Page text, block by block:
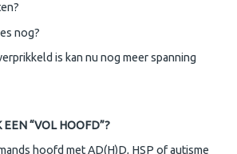
nog?
is kan nu nog meer spanning
“VOL HOOFD”?
hoofd met AD(H)D, HSP of autisme